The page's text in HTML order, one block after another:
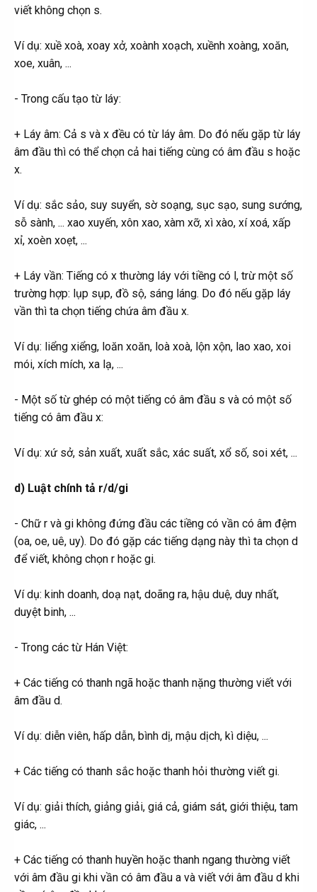
viết không chọn s.
Ví dụ: xuề xoà, xoay xở, xoành xoạch, xuềnh xoàng, xoăn,
xoe, xuân, ...
- Trong cấu tạo từ láy:
+ Láy âm: Cả s và x đều có từ láy âm. Do đó nếu gặp từ láy
âm đầu thì có thể chọn cả hai tiếng cùng có âm đầu s hoặc
x.
Ví dụ: sắc sảo, suy suyển, sờ soạng, sục sạo, sung sướng,
sỗ sành, ... xao xuyến, xôn xao, xàm xỡ, xì xào, xí xoá, xấp
xỉ, xoèn xoẹt, ...
+ Láy vần: Tiếng có x thường láy với tiềng có l, trừ một số
trường hợp: lụp sụp, đồ sộ, sáng láng. Do đó nếu gặp láy
vần thì ta chọn tiếng chứa âm đầu x.
Ví dụ: liểng xiểng, loăn xoăn, loà xoà, lộn xộn, lao xao, xoi
mói, xích mích, xa lạ, ...
- Một số từ ghép có một tiếng có âm đầu s và có một số
tiếng có âm đầu x:
Ví dụ: xứ sở, sản xuất, xuất sắc, xác suất, xổ số, soi xét, ...
d) Luật chính tả r/d/gi
- Chữ r và gi không đứng đầu các tiềng có vần có âm đệm
(oa, oe, uê, uy). Do đó gặp các tiếng dạng này thì ta chọn d
để viết, không chọn r hoặc gi.
Ví dụ: kinh doanh, doạ nạt, doãng ra, hậu duệ, duy nhất,
duyệt binh, ...
- Trong các từ Hán Việt:
+ Các tiếng có thanh ngã hoặc thanh nặng thường viết với
âm đầu d.
Ví dụ: diễn viên, hấp dẫn, bình dị, mậu dịch, kì diệu, ...
+ Các tiếng có thanh sắc hoặc thanh hỏi thường viết gi.
Ví dụ: giải thích, giảng giải, giá cả, giám sát, giới thiệu, tam
giác, ...
+ Các tiếng có thanh huyền hoặc thanh ngang thường viết
với âm đầu gi khi vần có âm đầu a và viết với âm đầu d khi